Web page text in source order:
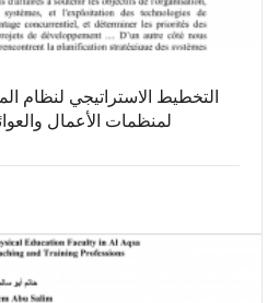
التخطيط الاستراتيجي لنظام
لمنظمات الأعمال